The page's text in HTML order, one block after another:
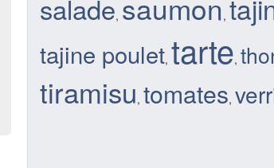
salade, saumon ,
tajine poulet, tarte,
tiramisu, tomates,